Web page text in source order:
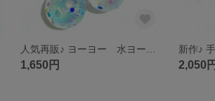
1,650円 2,050円